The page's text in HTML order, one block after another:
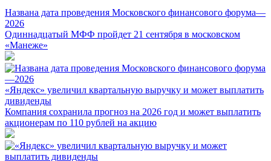
Названа дата проведения Московского финансового форума—
2026
Одиннадцатый МФФ пройдет 21 сентября в московском
«Манеже»
«Яндекс» увеличил квартальную выручку и может выплатить
дивиденды
Компания сохранила прогноз на 2026 год и может выплатить
акционерам по 110 рублей на акцию